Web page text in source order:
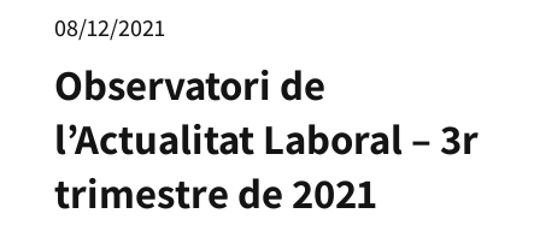
08/12/2021
Observatori de
l’Actualitat Laboral – 3r
trimestre de 2021